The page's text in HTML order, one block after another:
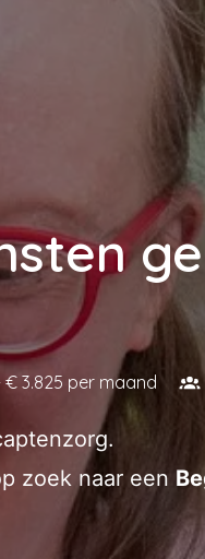
€ 3.825 per maand
zoek naar een